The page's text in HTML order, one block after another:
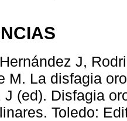
J,
M. La disfagia
J (ed). Disfagia
Toledo: